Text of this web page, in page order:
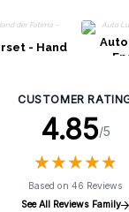
- Hand
CUSTOMER
4.85/5
★★★★★
★★★★★
Based on 46 Reviews
See All Reviews Family